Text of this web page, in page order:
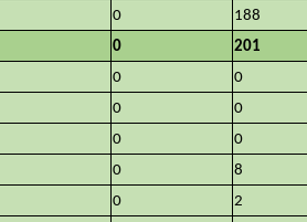
0
188
0
201
0
0
0
0
0
0
0
8
0
2